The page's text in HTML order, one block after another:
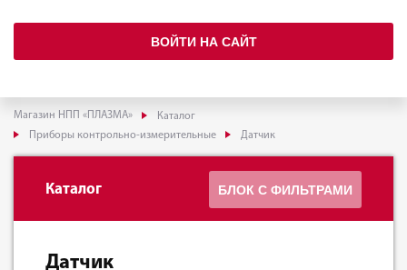
ВОЙТИ НА САЙТ
Магазин НПП «ПЛАЗМА»
Каталог
Приборы контрольно-измерительные
Датчик
Каталог БЛОК С ФИЛЬТРАМИ
Датчик